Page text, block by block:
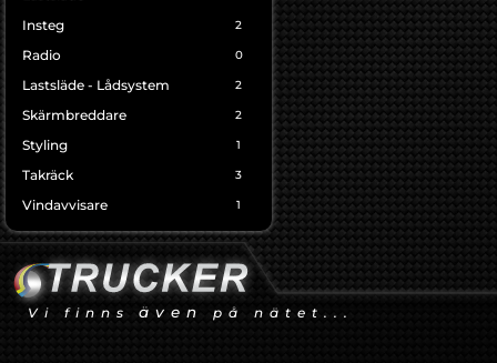
Insteg 2
Radio 0
Lastsläde - Lådsystem 2
Skärmbreddare 2
Styling 1
Takräck 3
Vindavvisare 1
Vi finns även på nätet...